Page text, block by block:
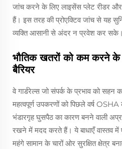
जांच करने के लिए लाइसेंस प्लेट रीडर और
हैं। इस तरह की प्रोएक्टिव जांच से यह
व्यक्ति आसानी से अंदर न प्रवेश कर सके।
भौतिक खतरों को कम करने के
बैरियर
वे गार्डरेल्स जो संपर्क के प्रभाव को
महत्वपूर्ण उपकरणों को पिछले वर्ष
भंडारगृह घुसपैठ का कारण बनने वाली
रखने में मदद करते हैं। ये बाधाएँ वास्तव
महंगे सामान के चारों ओर सुरक्षित क्षेत्र